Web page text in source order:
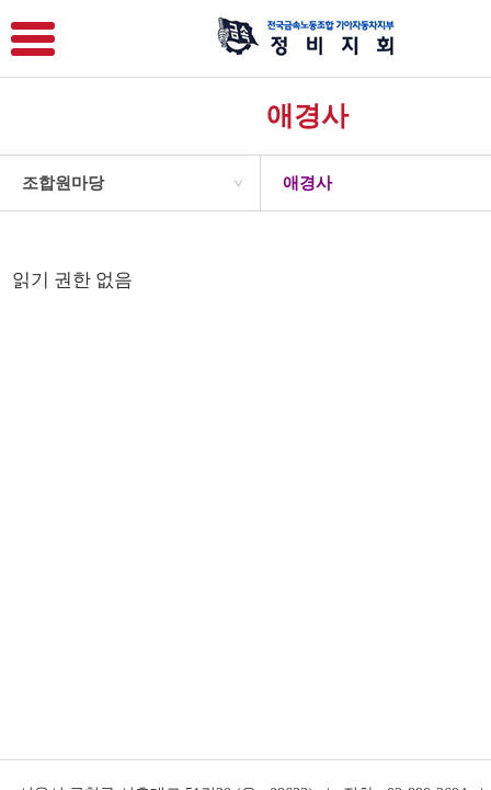
애경사
조합원마당 > 애경사
읽기 권한 없음